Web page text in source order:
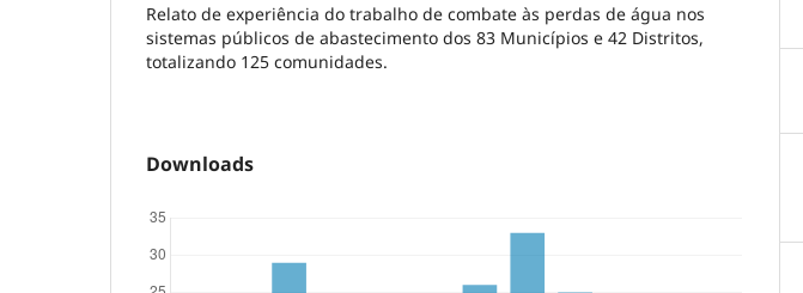
Relato de experiência do trabalho de combate às perdas de água nos
sistemas públicos de abastecimento dos 83 Municípios e 42 Distritos,
totalizando 125 comunidades.
Downloads